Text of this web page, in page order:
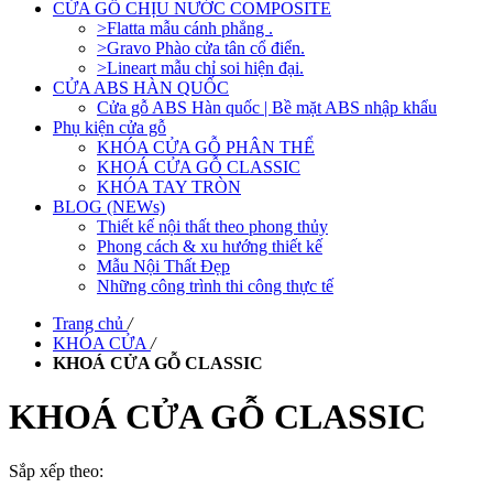
CỬA GỖ CHỊU NƯỚC COMPOSITE
>Flatta mẫu cánh phẳng .
>Gravo Phào cửa tân cổ điển.
>Lineart mẫu chỉ soi hiện đại.
CỬA ABS HÀN QUỐC
Cửa gỗ ABS Hàn quốc | Bề mặt ABS nhập khẩu
Phụ kiện cửa gỗ
KHÓA CỬA GỖ PHÂN THỂ
KHOÁ CỬA GỖ CLASSIC
KHÓA TAY TRÒN
BLOG (NEWs)
Thiết kế nội thất theo phong thủy
Phong cách & xu hướng thiết kế
Mẫu Nội Thất Đẹp
Những công trình thi công thực tế
Trang chủ /
KHÓA CỬA /
KHOÁ CỬA GỖ CLASSIC
KHOÁ CỬA GỖ CLASSIC
Sắp xếp theo: